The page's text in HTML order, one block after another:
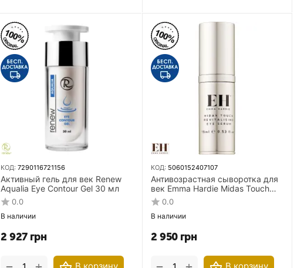
КОД: 7290116721156
Активный гель для век Renew
Aqualia Eye Contour Gel 30 мл
0.0
В наличии
2 927 грн
КОД: 5060152407107
Антивозрастная сыворотка для
век Emma Hardie Midas Touch
Revitalising Eye Serum 15 мл
0.0
В наличии
2 950 грн